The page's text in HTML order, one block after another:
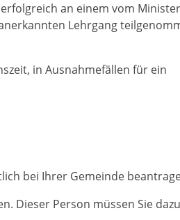
an einem vom
Lehrgang
in Ausnahmefällen für ein
bei Ihrer Gemeinde
Dieser Person müssen Sie